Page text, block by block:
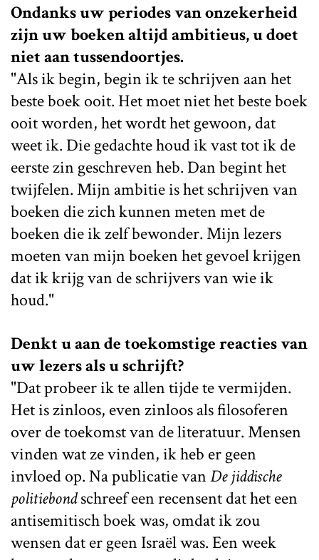
Ondanks uw periodes van onzekerheid
zijn uw boeken altijd ambitieus, u doet
niet aan tussendoortjes.
"Als ik begin, begin ik te schrijven aan het
beste boek ooit. Het moet niet het beste boek
ooit worden, het wordt het gewoon, dat
weet ik. Die gedachte houd ik vast tot ik de
eerste zin geschreven heb. Dan begint het
twijfelen. Mijn ambitie is het schrijven van
boeken die zich kunnen meten met de
boeken die ik zelf bewonder. Mijn lezers
moeten van mijn boeken het gevoel krijgen
dat ik krijg van de schrijvers van wie ik
houd."
Denkt u aan de toekomstige reacties van
uw lezers als u schrijft?
"Dat probeer ik te allen tijde te vermijden.
Het is zinloos, even zinloos als filosoferen
over de toekomst van de literatuur. Mensen
vinden wat ze vinden, ik heb er geen
invloed op. Na publicatie vanDe jiddische
politiebondschreef een recensent dat het een
antisemitisch boek was, omdat ik zou
wensen dat er geen Israël was. Een week